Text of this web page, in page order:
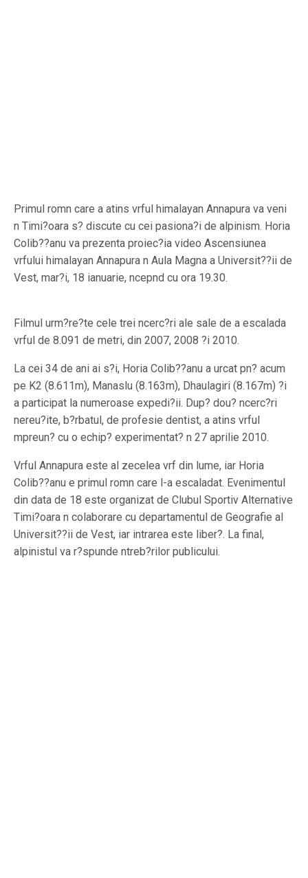
Primul romn care a atins vrful himalayan Annapura va veni
n Timi?oara s? discute cu cei pasiona?i de alpinism. Horia
Colib??anu va prezenta proiec?ia video Ascensiunea
vrfului himalayan Annapura n Aula Magna a Universit??ii de
Vest, mar?i, 18 ianuarie, ncepnd cu ora 19.30.
Filmul urm?re?te cele trei ncerc?ri ale sale de a escalada
vrful de 8.091 de metri, din 2007, 2008 ?i 2010.
La cei 34 de ani ai s?i, Horia Colib??anu a urcat pn? acum
pe K2 (8.611m), Manaslu (8.163m), Dhaulagiri (8.167m) ?i
a participat la numeroase expedi?ii. Dup? dou? ncerc?ri
nereu?ite, b?rbatul, de profesie dentist, a atins vrful
mpreun? cu o echip? experimentat? n 27 aprilie 2010.
Vrful Annapura este al zecelea vrf din lume, iar Horia
Colib??anu e primul romn care l-a escaladat. Evenimentul
din data de 18 este organizat de Clubul Sportiv Alternative
Timi?oara n colaborare cu departamentul de Geografie al
Universit??ii de Vest, iar intrarea este liber?. La final,
alpinistul va r?spunde ntreb?rilor publicului.